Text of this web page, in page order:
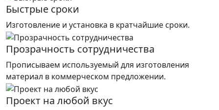
Быстрые сроки
Изготовление и установка в кратчайшие сроки.
Прозрачность сотрудничества
Прописываем используемый для изготовления
материал в коммерческом предложении.
Проект на любой вкус